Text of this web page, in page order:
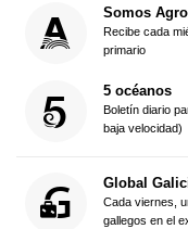
Somos Agro
Recibe cada
primario
5 océanos
Boletín diario
baja velocidad)
Global
Cada viernes,
gallegos en el